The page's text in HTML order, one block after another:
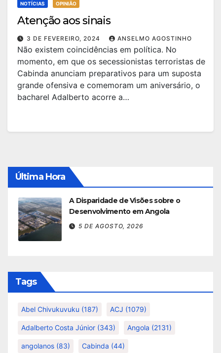
NOTÍCIAS OPINIÃO
Atenção aos sinais
3 DE FEVEREIRO, 2024 ANSELMO AGOSTINHO
Não existem coincidências em política. No
momento, em que os secessionistas terroristas de
Cabinda anunciam preparativos para um suposta
grande ofensiva e comemoram um aniversário, o
bacharel Adalberto acorre a…
Última Hora
A Disparidade de Visões sobre o
Desenvolvimento em Angola
5 DE AGOSTO, 2026
Tags
Abel Chivukuvuku (187) ACJ (1079)
Adalberto Costa Júnior (343) Angola (2131)
angolanos (83) Cabinda (44)